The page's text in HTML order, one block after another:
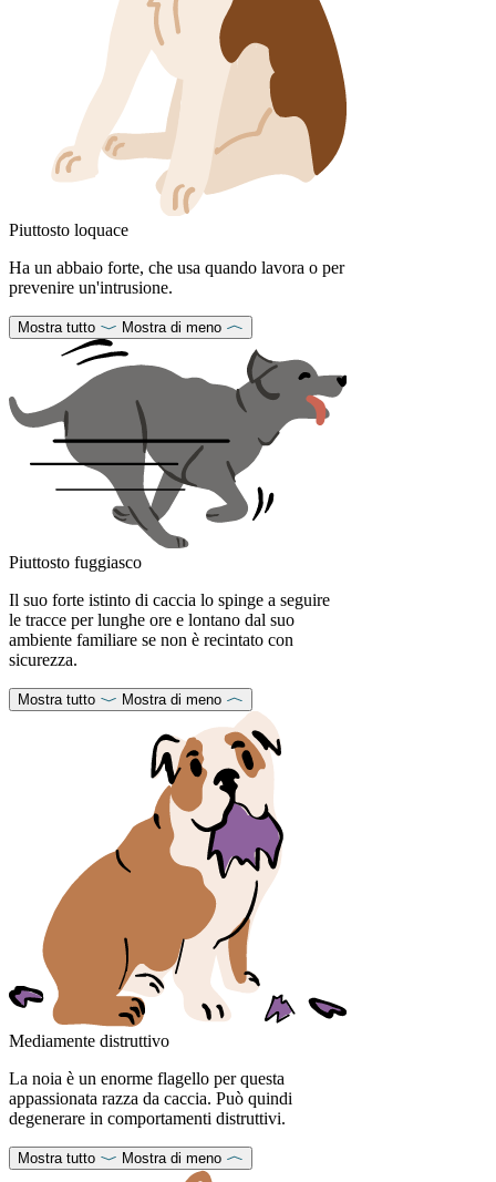
Piuttosto loquace
Ha un abbaio forte, che usa quando lavora o per
prevenire un'intrusione.
Mostra tutto Mostra di meno
Piuttosto fuggiasco
Il suo forte istinto di caccia lo spinge a seguire
le tracce per lunghe ore e lontano dal suo
ambiente familiare se non è recintato con
sicurezza.
Mostra tutto Mostra di meno
Mediamente distruttivo
La noia è un enorme flagello per questa
appassionata razza da caccia. Può quindi
degenerare in comportamenti distruttivi.
Mostra tutto Mostra di meno